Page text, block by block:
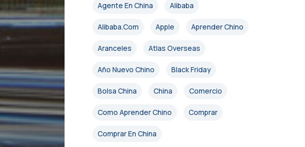
Agente En China Alibaba
Alibaba.com Apple Aprender Chino
Aranceles Atlas Overseas
Año Nuevo Chino Black Friday
Bolsa China China Comercio
Como Aprender Chino Comprar
Comprar En China